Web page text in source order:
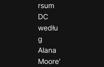
rsum
DC
wedłu
g
Alana
Moore'